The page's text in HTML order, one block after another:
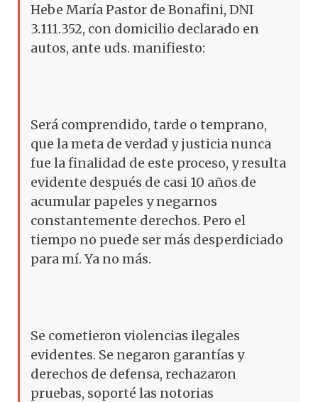
Hebe María Pastor de Bonafini, DNI
3.111.352, con domicilio declarado en
autos, ante uds. manifiesto:
Será comprendido, tarde o temprano,
que la meta de verdad y justicia nunca
fue la finalidad de este proceso, y resulta
evidente después de casi 10 años de
acumular papeles y negarnos
constantemente derechos. Pero el
tiempo no puede ser más desperdiciado
para mí. Ya no más.
Se cometieron violencias ilegales
evidentes. Se negaron garantías y
derechos de defensa, rechazaron
pruebas, soporté las notorias